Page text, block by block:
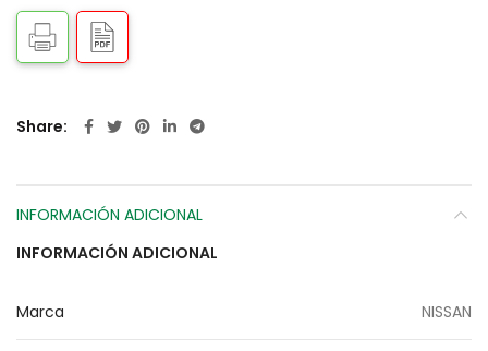
Share
INFORMACIÓN ADICIONAL
INFORMACIÓN ADICIONAL
Marca NISSAN